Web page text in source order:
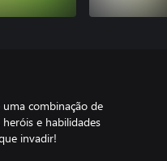
combinação de
e habilidades
invadir!